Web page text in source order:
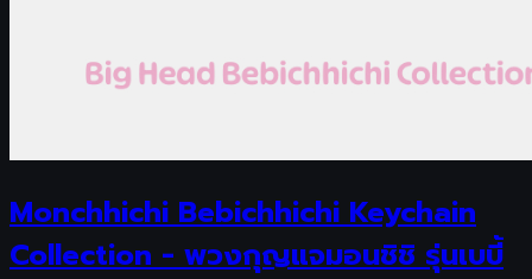
Monchhichi Bebichhichi Keychain
Collection - พวงกุญแจมอนชิชิ รุ่นเบบี้